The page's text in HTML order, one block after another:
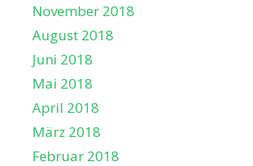
November 2018
August 2018
Juni 2018
Mai 2018
April 2018
März 2018
Februar 2018